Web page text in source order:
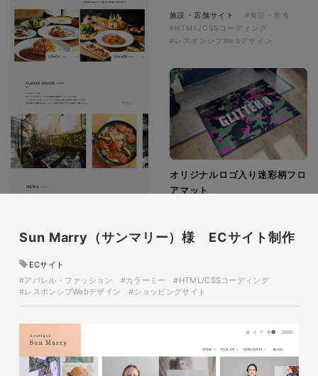
施設・店舗サイト
#食品・飲食
#HTML/CSSコーディング
#レスポンシブWebデザイン
施設・店舗サイト
#食品・飲食
#HTML/CSSコーディング
オリジナルロゴ入り迷彩柄フロ
アマット
Sun Marry（サンマリー）様 ECサイト制作
ECサイト
#アパレル・ファッション
#カラーミー
#HTML/CSSコーディング
#レスポンシブWebデザイン
#ショッピングサイト